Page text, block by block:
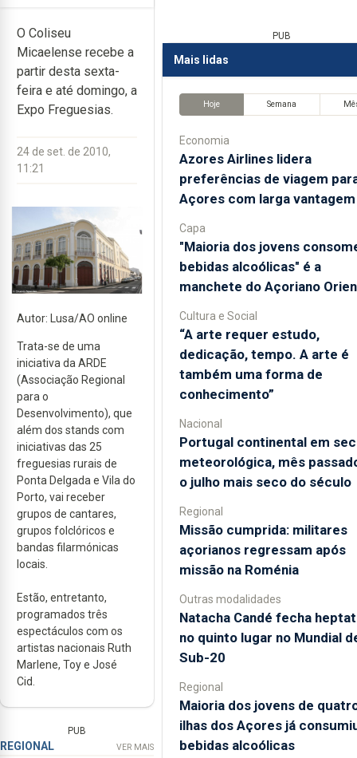
O Coliseu
Micaelense recebe a
partir desta sexta-
feira e até domingo, a
Expo Freguesias.
24 de set. de 2010,
11:21
Autor: Lusa/AO online
Trata-se de uma
iniciativa da ARDE
(Associação Regional
para o
Desenvolvimento), que
além dos stands com
iniciativas das 25
freguesias rurais de
Ponta Delgada e Vila do
Porto, vai receber
grupos de cantares,
grupos folclóricos e
bandas filarmónicas
locais.
Estão, entretanto,
programados três
espectáculos com os
artistas nacionais Ruth
Marlene, Toy e José
Cid.
PUB
REGIONAL VER MAIS
PUB
Mais lidas
Hoje Semana
Economia
Azores Airlines lidera
preferências de viagem
Açores com larga vantagem
Capa
"Maioria dos jovens
bebidas alcoólicas" é a
manchete do Açoriano
Cultura e Social
“A arte requer estudo,
dedicação, tempo. A arte é
também uma forma de
conhecimento”
Nacional
Portugal continental em
meteorológica, mês
o julho mais seco do século
Regional
Missão cumprida: militares
açorianos regressam após
missão na Roménia
Outras modalidades
Natacha Candé fecha
no quinto lugar no Mundial
Sub-20
Regional
Maioria dos jovens de
ilhas dos Açores já
bebidas alcoólicas